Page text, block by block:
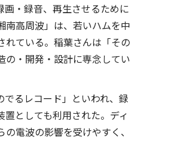
・録音、再生させるために
南高周波」は、若いハムを中
れている。稲葉さんは「その
の・開発・設計に専念してい
るレコード」といわれ、録
としても利用された。ディ
電波の影響を受けやすく、